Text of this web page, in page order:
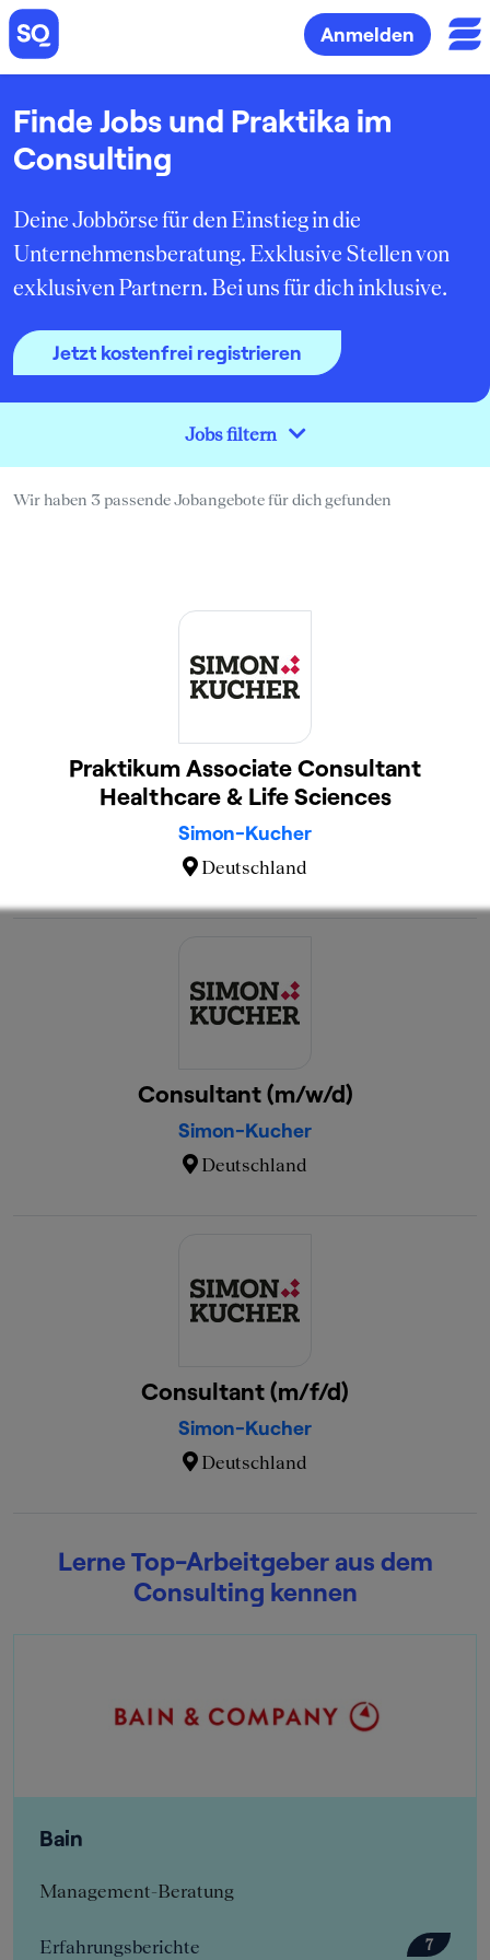
Anmelden
Finde Jobs und Praktika im
Consulting
Deine Jobbörse für den Einstieg in die
Unternehmensberatung. Exklusive Stellen von
exklusiven Partnern. Bei uns für dich inklusive.
Jetzt kostenfrei registrieren
Jobs filtern
Wir haben 3 passende Jobangebote für dich gefunden
Praktikum Associate Consultant
Healthcare & Life Sciences
Simon-Kucher
Deutschland
Consultant (m/w/d)
Simon-Kucher
Deutschland
Consultant (m/f/d)
Simon-Kucher
Deutschland
Lerne Top-Arbeitgeber aus dem
Consulting kennen
Beratung